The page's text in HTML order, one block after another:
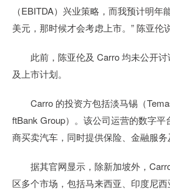
（EBITDA）兴业策略，而我预计明年
美元，那时候才会考虑上市。” 陈亚伦说
此前，陈亚伦及 Carro 均未公开讨
及上市计划。
Carro 的投资方包括淡马锡（
ftBank Group）。该公司运营的数字平
商买卖汽车，同时提供保险、金融服务
据其官网显示，除新加坡外，
区多个市场，包括马来西亚、印度尼